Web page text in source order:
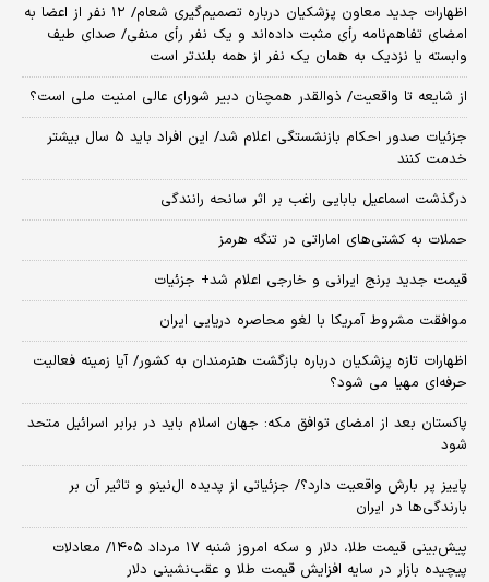
اظهارات جدید معاون پزشکیان درباره تصمیم‌گیری شعام/ ۱۲ نفر از اعضا به
امضای تفاهم‌نامه رأی مثبت داده‌اند و یک نفر رأی منفی/ صدای طیف
وابسته یا نزدیک به همان یک نفر از همه بلندتر است
از شایعه تا واقعیت/ ذوالقدر همچنان دبیر شورای ‌عالی امنیت ملی است؟
جزئیات صدور احکام بازنشستگی اعلام شد/ این افراد باید ۵ سال بیشتر
خدمت کنند
درگذشت اسماعیل بابایی راغب بر اثر سانحه رانندگی
حملات به کشتی‌های اماراتی در تنگه هرمز
قیمت جدید برنج ایرانی و خارجی اعلام شد+ جزئیات
موافقت مشروط آمریکا با لغو محاصره دریایی ایران
اظهارات تازه پزشکیان درباره بازگشت هنرمندان به کشور/ آیا زمینه فعالیت
حرفه‌ای مهیا می شود؟
پاکستان بعد از امضای توافق مکه: جهان اسلام باید در برابر اسرائیل متحد
شود
پاییز پر بارش واقعیت دارد؟/ جزئیاتی از پدیده ال‌نینو و تاثیر آن بر
بارندگی‌ها در ایران
پیش‌بینی قیمت طلا، دلار و سکه امروز شنبه ۱۷ مرداد ۱۴۰۵/ معادلات
پیچیده بازار در سایه افزایش قیمت طلا و عقب‌نشینی دلار